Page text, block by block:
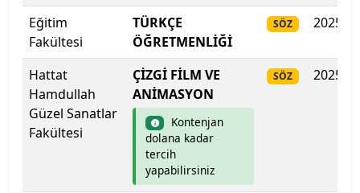
Harran Üniversitesi
Hasan Kalyoncu Üniversitesi
Hatay Mustafa Kemal Üniversitesi
Hitit Üniversitesi
Hoca Ahmet Yesevi Uluslararası Türk-Kazak
Eğitim
Fakültesi
TÜRKÇE
ÖĞRETMENLİĞİ
SÖZ 2025
Hattat
Hamdullah
Güzel Sanatlar
Fakültesi
ÇİZGİ FİLM VE
ANİMASYON
Kontenjan
dolana kadar
tercih
yapabilirsiniz
SÖZ 2025